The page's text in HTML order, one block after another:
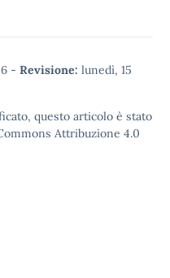
- Revisione: lunedì, 15
questo articolo è stato
Attribuzione 4.0